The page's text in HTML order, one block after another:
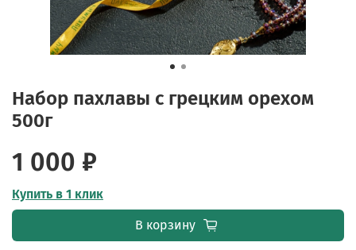
Набор пахлавы с грецким орехом
500г
1 000 ₽
Купить в 1 клик
В корзину